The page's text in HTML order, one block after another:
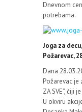
Dnevnom
potrebama.
Joga za
Požarevac,
Dana
Požarevac je
ZA SVE”, čiji
U okviru